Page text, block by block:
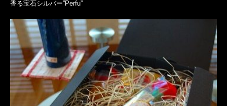
香る宝石シルバー”Perfu”